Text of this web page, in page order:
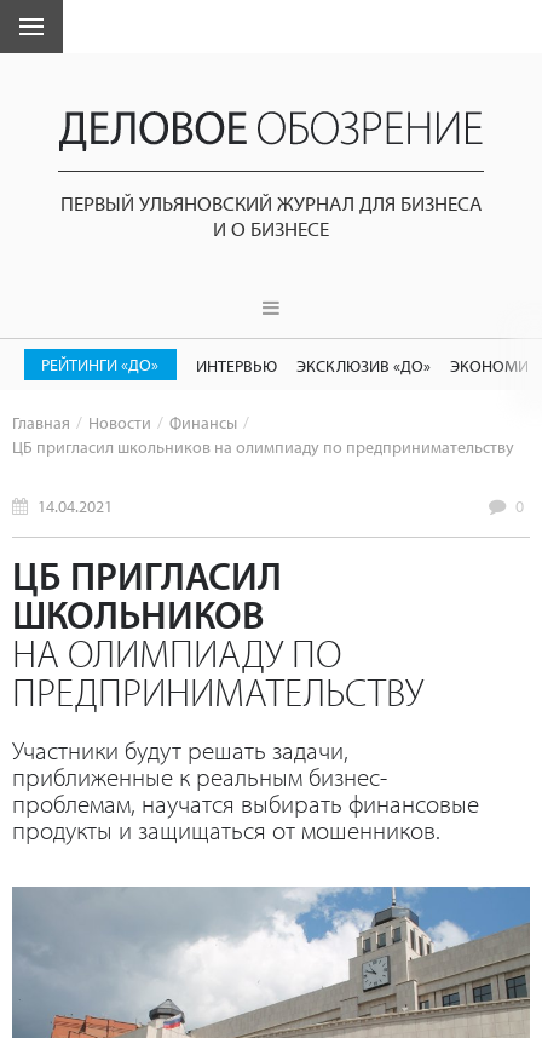
ПЕРВЫЙ УЛЬЯНОВСКИЙ ЖУРНАЛ ДЛЯ БИЗНЕСА
И О БИЗНЕСЕ
РЕЙТИНГИ «ДО» ИНТЕРВЬЮ ЭКСКЛЮЗИВ «ДО»
Главная Новости
Финансы
ЦБ пригласил школьников на олимпиаду по предпринимательству
14.04.2021 0
ЦБ ПРИГЛАСИЛ
ШКОЛЬНИКОВ
НА ОЛИМПИАДУ ПО
ПРЕДПРИНИМАТЕЛЬСТВУ
Участники будут решать задачи,
приближенные к реальным бизнес-
проблемам, научатся выбирать финансовые
продукты и защищаться от мошенников.